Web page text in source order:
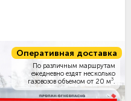
Оперативная доставка
По различным маршрутам
ежедневно ездят несколько
газовозов объемом от 20 м3